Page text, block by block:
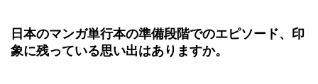
日本のマンガ単行本の準備段階でのエピソード、印
象に残っている思い出はありますか。